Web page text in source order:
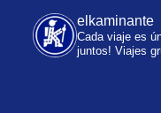
elkaminante
Cada viaje es
juntos! Viajes